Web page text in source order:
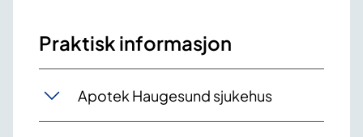
Praktisk informasjon
Apotek Haugesund sjukehus